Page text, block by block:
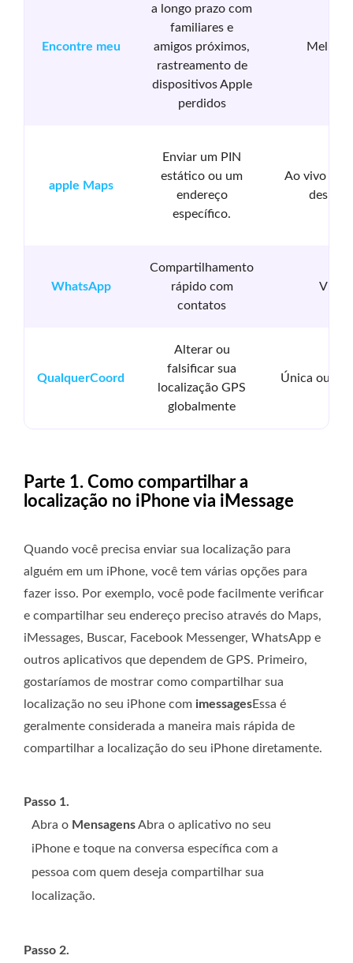
Encontre meu
a longo prazo com
familiares e
amigos próximos,
rastreamento de
dispositivos Apple
perdidos
apple Maps
Enviar um PIN
estático ou um
endereço
específico.
Ao vivo (até
WhatsApp
Compartilhamento
rápido com
contatos
Viva
QualquerCoord
Alterar ou
falsificar sua
localização GPS
globalmente
Única ou
Parte 1. Como compartilhar a
localização no iPhone via iMessage
Quando você precisa enviar sua localização para
alguém em um iPhone, você tem várias opções para
fazer isso. Por exemplo, você pode facilmente verificar
e compartilhar seu endereço preciso através do Maps,
iMessages, Buscar, Facebook Messenger, WhatsApp e
outros aplicativos que dependem de GPS. Primeiro,
gostaríamos de mostrar como compartilhar sua
localização no seu iPhone com imessagesEssa é
geralmente considerada a maneira mais rápida de
compartilhar a localização do seu iPhone diretamente.
Passo 1.
Abra o MensagensAbra o aplicativo no seu
iPhone e toque na conversa específica com a
pessoa com quem deseja compartilhar sua
localização.
Passo 2.